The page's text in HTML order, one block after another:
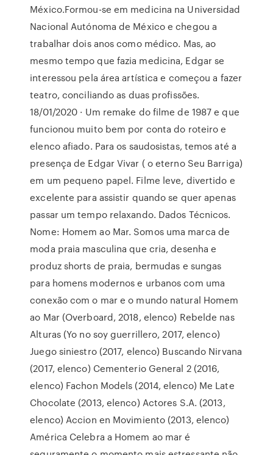
México.Formou-se em medicina na Universidad
Nacional Autónoma de México e chegou a
trabalhar dois anos como médico. Mas, ao
mesmo tempo que fazia medicina, Edgar se
interessou pela área artística e começou a fazer
teatro, conciliando as duas profissões.
18/01/2020 · Um remake do filme de 1987 e que
funcionou muito bem por conta do roteiro e
elenco afiado. Para os saudosistas, temos até a
presença de Edgar Vivar ( o eterno Seu Barriga)
em um pequeno papel. Filme leve, divertido e
excelente para assistir quando se quer apenas
passar um tempo relaxando. Dados Técnicos.
Nome: Homem ao Mar. Somos uma marca de
moda praia masculina que cria, desenha e
produz shorts de praia, bermudas e sungas
para homens modernos e urbanos com uma
conexão com o mar e o mundo natural Homem
ao Mar (Overboard, 2018, elenco) Rebelde nas
Alturas (Yo no soy guerrillero, 2017, elenco)
Juego siniestro (2017, elenco) Buscando Nirvana
(2017, elenco) Cementerio General 2 (2016,
elenco) Fachon Models (2014, elenco) Me Late
Chocolate (2013, elenco) Actores S.A. (2013,
elenco) Accion en Movimiento (2013, elenco)
América Celebra a Homem ao mar é